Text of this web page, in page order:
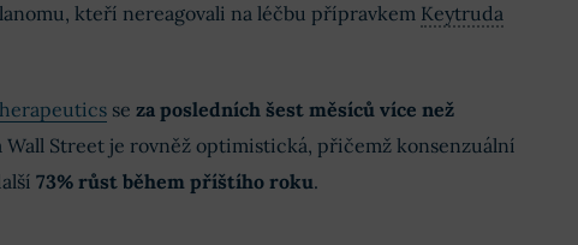
kteří nereagovali na léčbu přípravkem Keytruda
se za posledních šest měsíců více než
Wall Street je rovněž optimistická, přičemž konsenzuální
73% růst během příštího roku.